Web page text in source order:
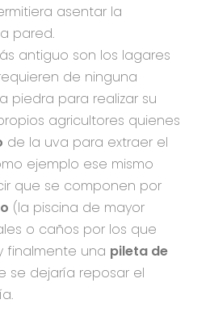
asentar la
pared.
antiguo son los lagares
de ninguna
piedra para realizar su
agricultores quienes
de la uva para extraer el
ejemplo ese mismo
que se componen por
(la piscina de mayor
o caños por los que
finalmente una pileta de
se dejaría reposar el